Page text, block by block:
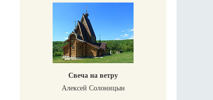
Свеча на ветру
Алексей Солоницын